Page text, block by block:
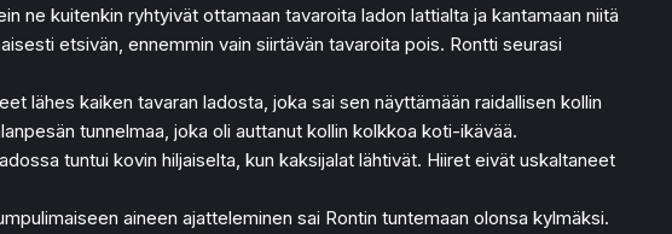
ne kuitenkin ryhtyivät ottamaan tavaroita ladon lattialta ja kantamaan niitä
etsivän, ennemmin vain siirtävän tavaroita pois. Rontti seurasi
lähes kaiken tavaran ladosta, joka sai sen näyttämään raidallisen kollin
tunnelmaa, joka oli auttanut kollin kolkkoa koti-ikävää.
tuntui kovin hiljaiselta, kun kaksijalat lähtivät. Hiiret eivät uskaltaneet
aineen ajatteleminen sai Rontin tuntemaan olonsa kylmäksi.